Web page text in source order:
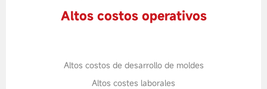
Altos costos operativos
Altos costos de desarrollo de moldes
Altos costes laborales